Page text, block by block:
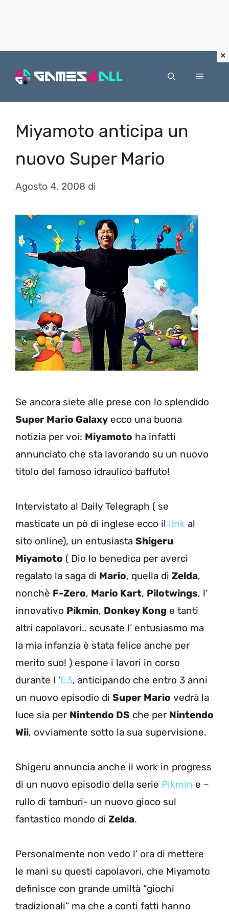
Menu
Miyamoto anticipa un
nuovo Super Mario
Agosto 4, 2008 di
Se ancora siete alle prese con lo splendido
Super Mario Galaxy ecco una buona
notizia per voi: Miyamoto ha infatti
annunciato che sta lavorando su un nuovo
titolo del famoso idraulico baffuto!
Intervistato al Daily Telegraph ( se
masticate un pò di inglese ecco il link al
sito online), un entusiasta Shigeru
Miyamoto ( Dio lo benedica per averci
regalato la saga di Mario, quella di Zelda,
nonchè F-Zero, Mario Kart, Pilotwings, l’
innovativo Pikmin, Donkey Kong e tanti
altri capolavori.. scusate l’ entusiasmo ma
la mia infanzia è stata felice anche per
merito suo! ) espone i lavori in corso
durante l ‘E3, anticipando che entro 3 anni
un nuovo episodio di Super Mario vedrà la
luce sia per Nintendo DS che per Nintendo
Wii, ovviamente sotto la sua supervisione.
Shigeru annuncia anche il work in progress
di un nuovo episodio della serie Pikmin e –
rullo di tamburi- un nuovo gioco sul
fantastico mondo di Zelda.
Personalmente non vedo l’ ora di mettere
le mani su questi capolavori, che Miyamoto
definisce con grande umiltà “giochi
tradizionali” ma che a conti fatti hanno